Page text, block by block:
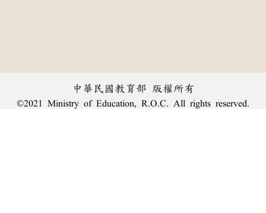
中華民國教育部 版權所有
©2021 Ministry of Education, R.O.C. All rights reserved.